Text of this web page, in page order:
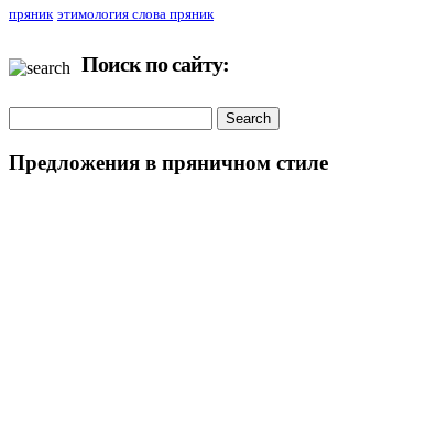
пряник этимология слова пряник
Поиск по сайту:
Предложения в пряничном стиле